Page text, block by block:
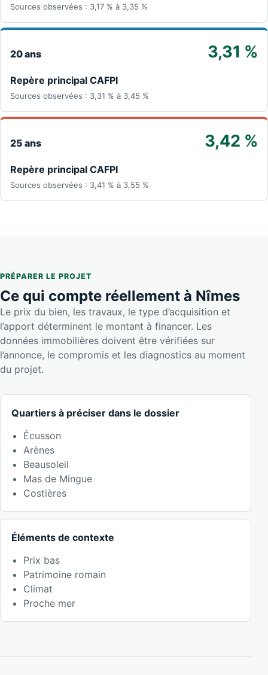
Sources observées : 3,17 % à 3,35 %
20 ans 3,31 %
Repère principal CAFPI
Sources observées : 3,31 % à 3,45 %
25 ans 3,42 %
Repère principal CAFPI
Sources observées : 3,41 % à 3,55 %
PRÉPARER LE PROJET
Ce qui compte réellement à Nîmes
Le prix du bien, les travaux, le type d’acquisition et
l’apport déterminent le montant à financer. Les
données immobilières doivent être vérifiées sur
l’annonce, le compromis et les diagnostics au moment
du projet.
Quartiers à préciser dans le dossier
Écusson
Arènes
Beausoleil
Mas de Mingue
Costières
Éléments de contexte
Prix bas
Patrimoine romain
Climat
Proche mer